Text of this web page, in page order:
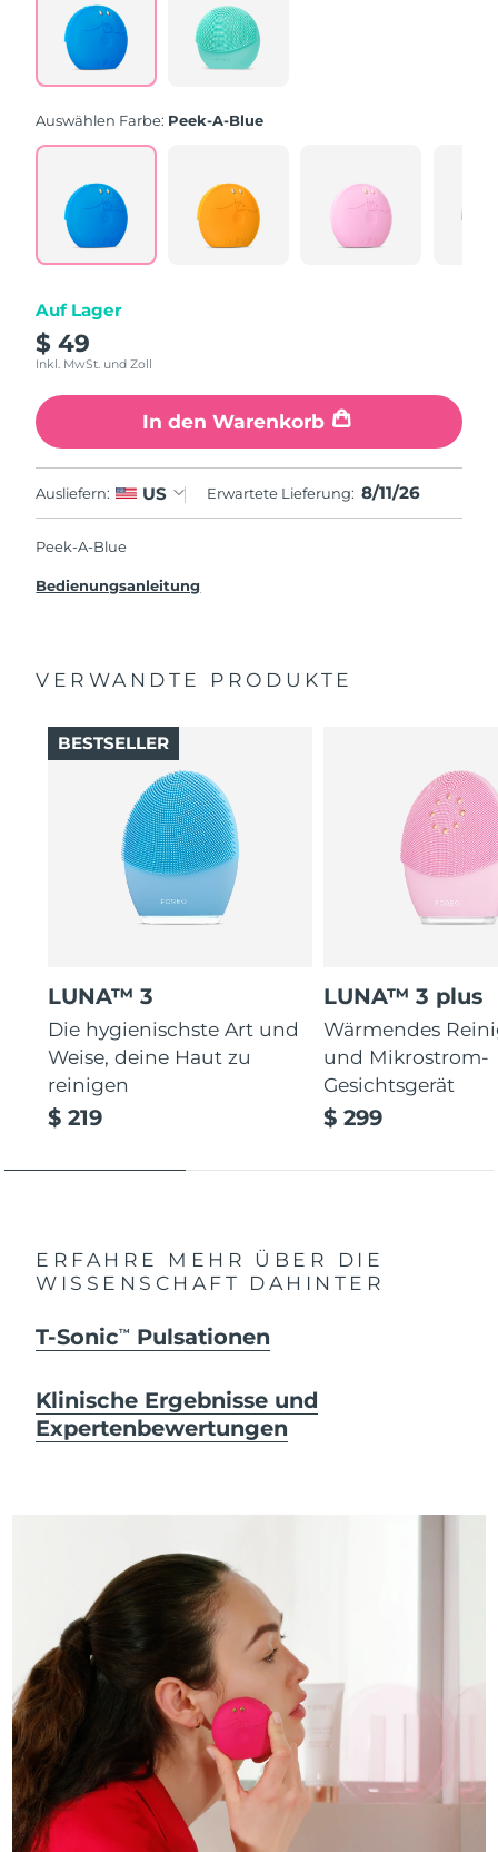
Reviews.
Same
page
link.
Auswählen Farbe: Peek-A-Blue
Auf Lager
$ 49
Inkl. MwSt. und Zoll
In den Warenkorb
Ausliefern: US Erwartete Lieferung: 8/11/26
Peek-A-Blue
Bedienungsanleitung
VERWANDTE PRODUKTE
LUNA™ 3
Die hygienischste Art und
Weise, deine Haut zu
reinigen
$ 219
BESTSELLER
LUNA™ 3 plus
Wärmendes
und Mikrostrom-
Gesichtsgerät
$ 299
ERFAHRE MEHR ÜBER DIE
WISSENSCHAFT DAHINTER
T-SonicTM Pulsationen
Klinische Ergebnisse und
Expertenbewertungen